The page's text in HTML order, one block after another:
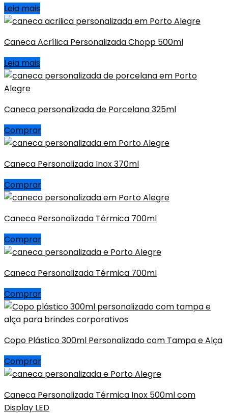
Leia mais
Caneca Acrílica Personalizada Chopp 500ml
Leia mais
Caneca personalizada de Porcelana 325ml
Comprar
Caneca Personalizada Inox 370ml
Comprar
Caneca Personalizada Térmica 700ml
Comprar
Caneca Personalizada Térmica 700ml
Comprar
Copo Plástico 300ml Personalizado com Tampa e Alça
Comprar
Caneca Personalizada Térmica Inox 500ml com
Display LED